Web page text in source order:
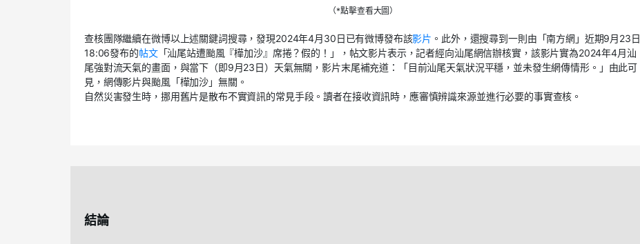
（*點擊查看大圖）
查核團隊繼續在微博以上述關鍵詞搜尋，發現2024年4月30日已有微博發布該影片 。此外，還搜尋到一則由「南方網」近期9月23日
18:06發布的帖文「汕尾站遭颱風『樺加沙』席捲？假的！」，帖文影片表示，記者經向汕尾網信辦核實，該影片實為2024年4月汕
尾強對流天氣的畫面，與當下（即9月23日）天氣無關，影片末尾補充道：「目前汕尾天氣狀況平穩，並未發生網傳情形。」由此可
見，網傳影片與颱風「樺加沙」無關。
自然災害發生時，挪用舊片是散布不實資訊的常見手段。讀者在接收資訊時，應審慎辨識來源並進行必要的事實查核。
結論